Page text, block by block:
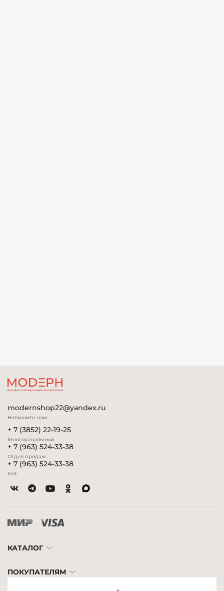
modernshop22@yandex.ru
Напишите нам
+ 7 (3852) 22-19-25
Многоканальный
+ 7 (963) 524-33-38
Отдел продаж
+ 7 (963) 524-33-38
test
КАТАЛОГ
ПОКУПАТЕЛЯМ